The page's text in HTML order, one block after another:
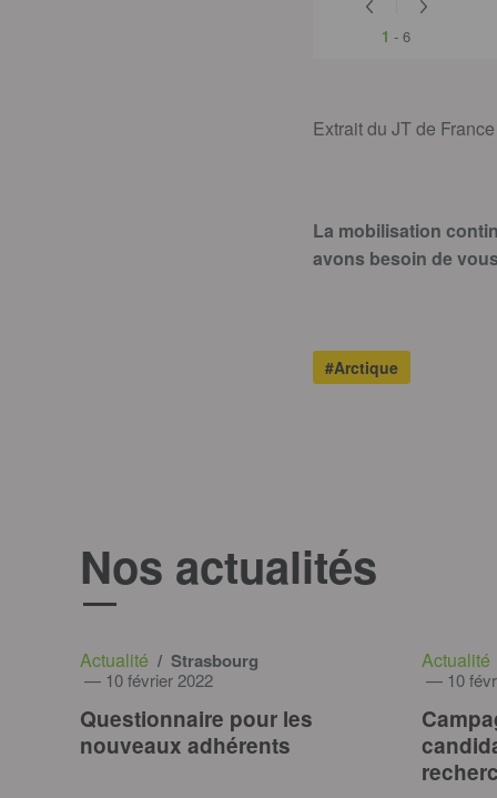
1 - 6
Extrait du JT de
La mobilisation
avons besoin de
#Arctique
Nos actualités
Actualité / Strasbourg
— 10 février 2022
Questionnaire pour les
nouveaux adhérents
Actualité
— 10